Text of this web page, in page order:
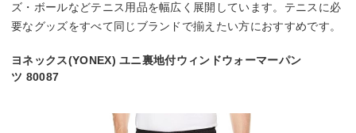
ズ・ボールなどテニス用品を幅広く展開しています。テニスに必
要なグッズをすべて同じブランドで揃えたい方におすすめです。
ヨネックス(YONEX) ユニ裏地付ウィンドウォーマーパン
ツ 80087